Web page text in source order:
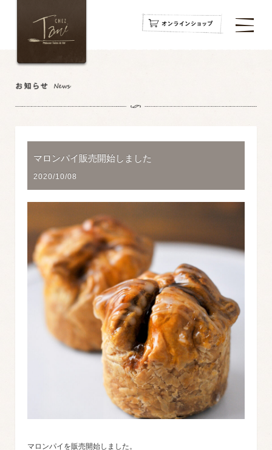
navigation
navigation
navigation
マロンパイ販売開始しました
2020/10/08
マロンパイを販売開始しました。